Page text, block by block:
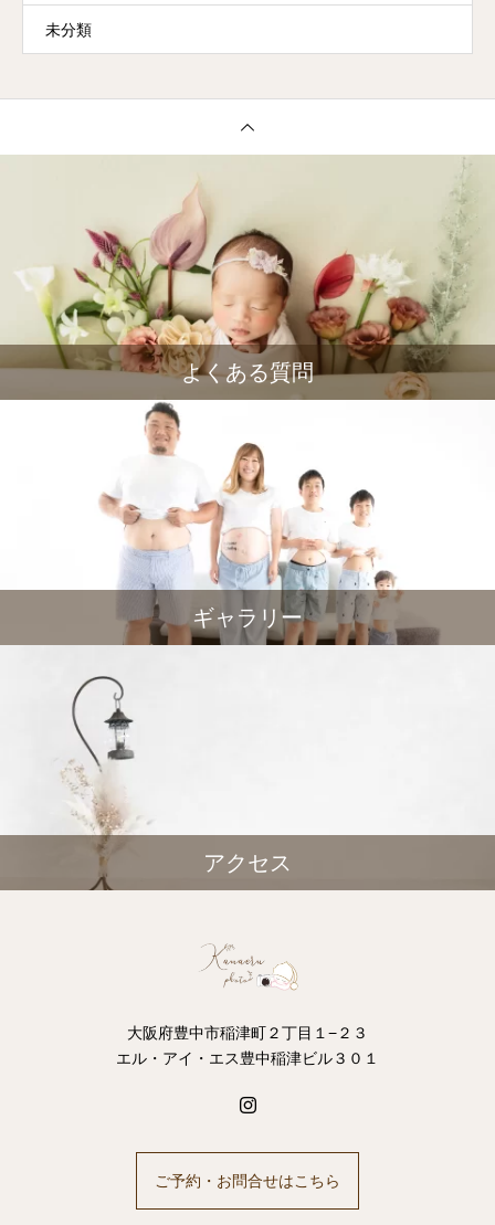
未分類
よくある質問
ギャラリー
アクセス
大阪府豊中市稲津町２丁目１−２３
エル・アイ・エス豊中稲津ビル３０１
ご予約・お問合せはこちら